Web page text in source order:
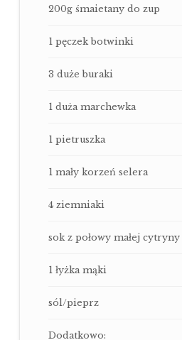
200g śmaietany do zup
1 pęczek botwinki
3 duże buraki
1 duża marchewka
1 pietruszka
1 mały korzeń selera
4 ziemniaki
sok z połowy małej cytryny
1 łyżka mąki
sól/pieprz
Dodatkowo: